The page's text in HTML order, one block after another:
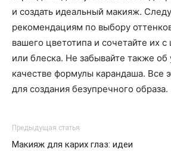
и создать идеальный макияж.
рекомендациям по выбору
вашего цветотипа и сочетайте их
или блеска. Не забывайте также об
качестве формулы карандаша. Все
для создания безупречного образа.
Предыдущая статья
Макияж для карих глаз: идеи